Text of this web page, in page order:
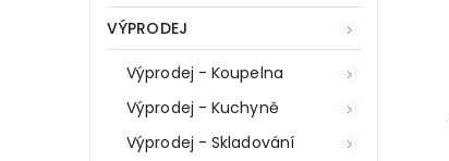
VÝPRODEJ
Výprodej - Koupelna
Výprodej - Kuchyně
Výprodej - Skladování
Dlouhý koberec do
předsíně, 80 x 200 cm